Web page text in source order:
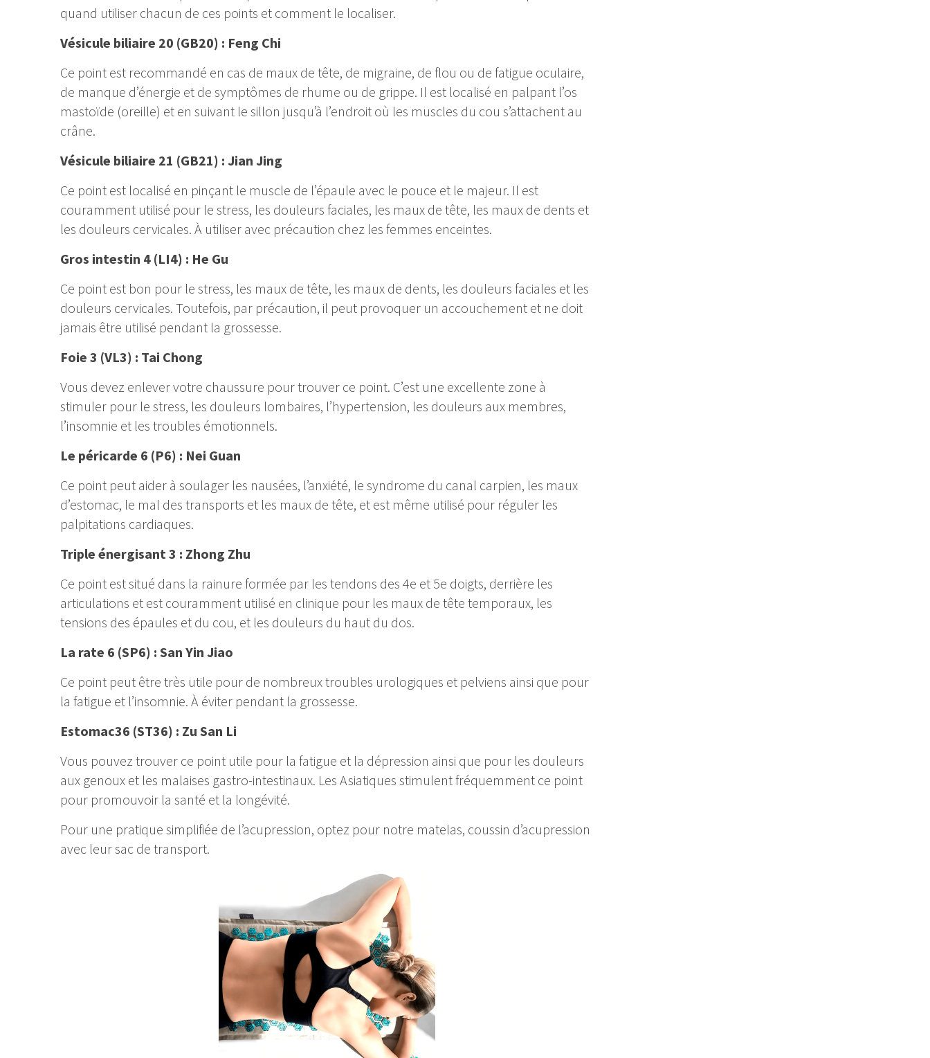
quand utiliser chacun de ces points et comment le localiser.
Vésicule biliaire 20 (GB20) : Feng Chi
Ce point est recommandé en cas de maux de tête, de migraine, de flou ou de fatigue oculaire,
de manque d’énergie et de symptômes de rhume ou de grippe. Il est localisé en palpant l’os
mastoïde (oreille) et en suivant le sillon jusqu’à l’endroit où les muscles du cou s’attachent au
crâne.
Vésicule biliaire 21 (GB21) : Jian Jing
Ce point est localisé en pinçant le muscle de l’épaule avec le pouce et le majeur. Il est
couramment utilisé pour le stress, les douleurs faciales, les maux de tête, les maux de dents et
les douleurs cervicales. À utiliser avec précaution chez les femmes enceintes.
Gros intestin 4 (LI4) : He Gu
Ce point est bon pour le stress, les maux de tête, les maux de dents, les douleurs faciales et les
douleurs cervicales. Toutefois, par précaution, il peut provoquer un accouchement et ne doit
jamais être utilisé pendant la grossesse.
Foie 3 (VL3) : Tai Chong
Vous devez enlever votre chaussure pour trouver ce point. C’est une excellente zone à
stimuler pour le stress, les douleurs lombaires, l’hypertension, les douleurs aux membres,
l’insomnie et les troubles émotionnels.
Le péricarde 6 (P6) : Nei Guan
Ce point peut aider à soulager les nausées, l’anxiété, le syndrome du canal carpien, les maux
d’estomac, le mal des transports et les maux de tête, et est même utilisé pour réguler les
palpitations cardiaques.
Triple énergisant 3 : Zhong Zhu
Ce point est situé dans la rainure formée par les tendons des 4e et 5e doigts, derrière les
articulations et est couramment utilisé en clinique pour les maux de tête temporaux, les
tensions des épaules et du cou, et les douleurs du haut du dos.
La rate 6 (SP6) : San Yin Jiao
Ce point peut être très utile pour de nombreux troubles urologiques et pelviens ainsi que pour
la fatigue et l’insomnie. À éviter pendant la grossesse.
Estomac36 (ST36) : Zu San Li
Vous pouvez trouver ce point utile pour la fatigue et la dépression ainsi que pour les douleurs
aux genoux et les malaises gastro-intestinaux. Les Asiatiques stimulent fréquemment ce point
pour promouvoir la santé et la longévité.
Pour une pratique simplifiée de l’acupression, optez pour notre matelas, coussin d’acupression
avec leur sac de transport.